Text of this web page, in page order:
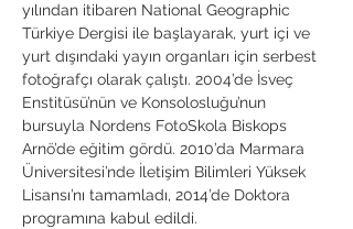
yılından itibaren National Geographic
Türkiye Dergisi ile başlayarak, yurt içi ve
yurt dışındaki yayın organları için serbest
fotoğrafçı olarak çalıştı. 2004’de İsveç
Enstitüsü’nün ve Konsolosluğu’nun
bursuyla Nordens FotoSkola Biskops
Arnö’de eğitim gördü. 2010’da Marmara
Üniversitesi’nde İletişim Bilimleri Yüksek
Lisansı’nı tamamladı, 2014’de Doktora
programına kabul edildi.